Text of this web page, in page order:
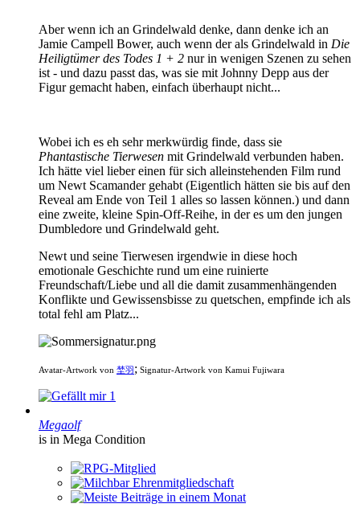
Aber wenn ich an Grindelwald denke, dann denke ich an
Jamie Campell Bower, auch wenn der als Grindelwald in Die
Heiligtümer des Todes 1 + 2 nur in wenigen Szenen zu sehen
ist - und dazu passt das, was sie mit Johnny Depp aus der
Figur gemacht haben, einfach überhaupt nicht...
Wobei ich es eh sehr merkwürdig finde, dass sie
Phantastische Tierwesen mit Grindelwald verbunden haben.
Ich hätte viel lieber einen für sich alleinstehenden Film rund
um Newt Scamander gehabt (Eigentlich hätten sie bis auf den
Reveal am Ende von Teil 1 alles so lassen können.) und dann
eine zweite, kleine Spin-Off-Reihe, in der es um den jungen
Dumbledore und Grindelwald geht.
Newt und seine Tierwesen irgendwie in diese hoch
emotionale Geschichte rund um eine ruinierte
Freundschaft/Liebe und all die damit zusammenhängenden
Konflikte und Gewissensbisse zu quetschen, empfinde ich als
total fehl am Platz...
Avatar-Artwork von 埜羽 ; Signatur-Artwork von Kamui Fujiwara
1
Megaolf
is in Mega Condition